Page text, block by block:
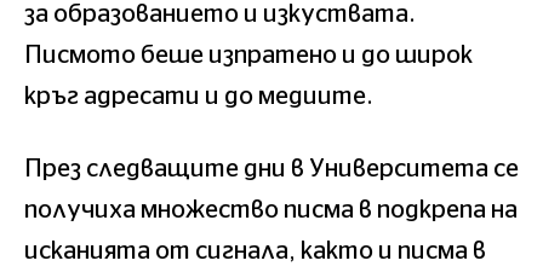
за образованието и изкуствата.
Писмото беше изпратено и до широк
кръг адресати и до медиите.
През следващите дни в Университета се
получиха множество писма в подкрепа на
исканията от сигнала, както и писма в